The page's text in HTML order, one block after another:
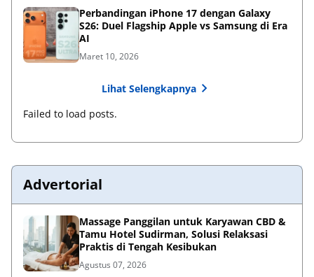
Perbandingan iPhone 17 dengan Galaxy
S26: Duel Flagship Apple vs Samsung di Era
AI
Maret 10, 2026
Lihat Selengkapnya
Failed to load posts.
Advertorial
Massage Panggilan untuk Karyawan CBD &
Tamu Hotel Sudirman, Solusi Relaksasi
Praktis di Tengah Kesibukan
Agustus 07, 2026